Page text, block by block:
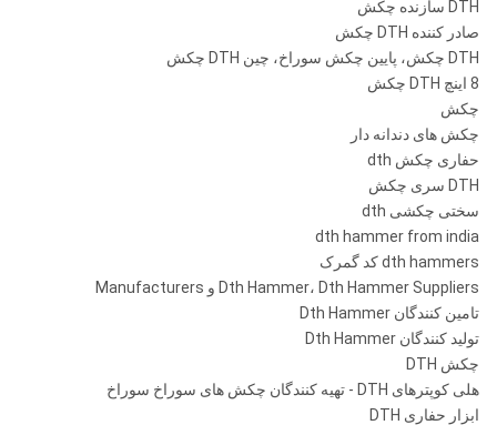
DTH سازنده چکش
صادر کننده DTH چکش
DTH چکش، پایین چکش سوراخ، چین DTH چکش
8 اینچ DTH چکش
چکش
چکش های دندانه دار
حفاری چکش dth
DTH سری چکش
سختی چکشی dth
dth hammer from india
dth hammers کد گمرک
Dth Hammer، Dth Hammer Suppliers و Manufacturers
تامین کنندگان Dth Hammer
تولید کنندگان Dth Hammer
چکش DTH
هلی کوپترهای DTH - تهیه کنندگان چکش های سوراخ سوراخ
ابزار حفاری DTH